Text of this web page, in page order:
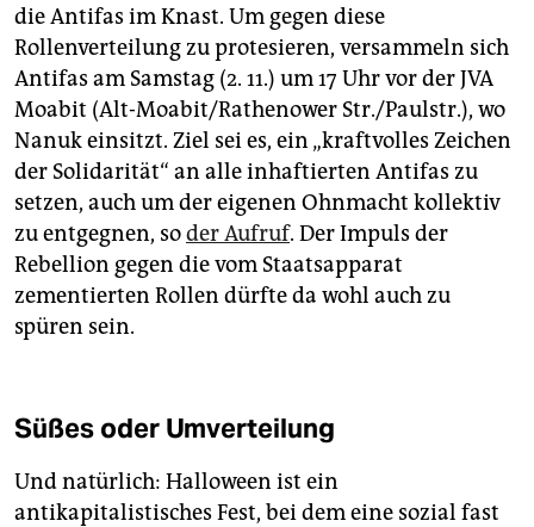
die Antifas im Knast. Um gegen diese
Rollenverteilung zu protesieren, versammeln sich
Antifas am Samstag (2. 11.) um 17 Uhr vor der JVA
Moabit (Alt-Moabit/Rathenower Str./Paulstr.), wo
Nanuk einsitzt. Ziel sei es, ein „kraftvolles Zeichen
der Solidarität“ an alle inhaftierten Antifas zu
setzen, auch um der eigenen Ohnmacht kollektiv
zu entgegnen, soder Aufruf. Der Impuls der
Rebellion gegen die vom Staatsapparat
zementierten Rollen dürfte da wohl auch zu
spüren sein.
Süßes oder Umverteilung
Und natürlich: Halloween ist ein
antikapitalistisches Fest, bei dem eine sozial fast